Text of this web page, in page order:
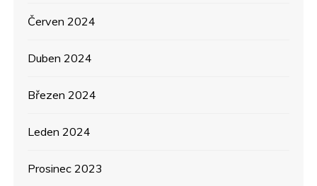
Červen 2024
Duben 2024
Březen 2024
Leden 2024
Prosinec 2023